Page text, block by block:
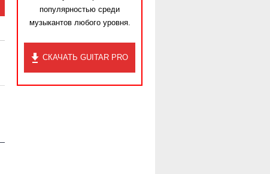
популярностью среди
музыкантов любого уровня.
СКАЧАТЬ GUITAR PRO